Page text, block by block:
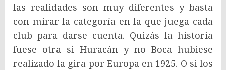
las realidades son muy diferentes y basta
con mirar la categoría en la que juega cada
club para darse cuenta. Quizás la historia
fuese otra si Huracán y no Boca hubiese
realizado la gira por Europa en 1925. O si los